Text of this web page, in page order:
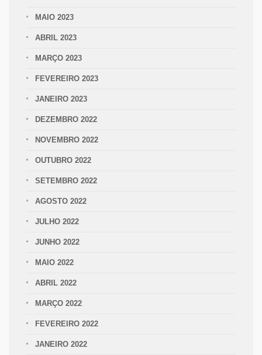
MAIO 2023
ABRIL 2023
MARÇO 2023
FEVEREIRO 2023
JANEIRO 2023
DEZEMBRO 2022
NOVEMBRO 2022
OUTUBRO 2022
SETEMBRO 2022
AGOSTO 2022
JULHO 2022
JUNHO 2022
MAIO 2022
ABRIL 2022
MARÇO 2022
FEVEREIRO 2022
JANEIRO 2022